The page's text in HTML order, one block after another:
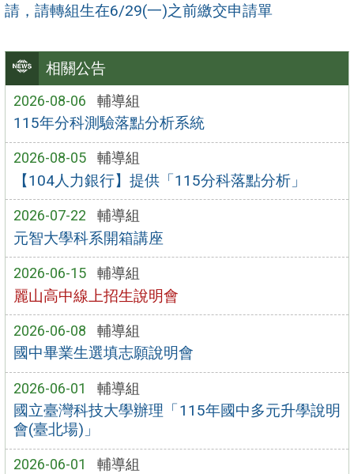
相關公告
2026-08-06 輔導組
115年分科測驗落點分析系統
2026-08-05 輔導組
【104人力銀行】提供「115分科落點分析」
2026-07-22 輔導組
元智大學科系開箱講座
2026-06-15 輔導組
麗山高中線上招生說明會
2026-06-08 輔導組
國中畢業生選填志願說明會
2026-06-01 輔導組
國立臺灣科技大學辦理「115年國中多元升學說明
會(臺北場)」
2026-06-01 輔導組
請，請轉組生在6/29(一)之前繳交申請單